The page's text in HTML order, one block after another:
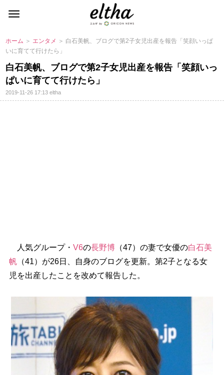
ホーム ＞ エンタメ ＞ 白石美帆、ブログで第2子女児出産を報告「笑顔いっぱ
いに育てて行けたら」
白石美帆、ブログで第2子女児出産を報告「笑顔いっ
ぱいに育てて行けたら」
2019-11-26 17:13eltha
人気グループ・ V6の長野博（47）の妻で女優の白石美
帆（41）が26日、自身のブログを更新。第2子となる女
児を出産したことを改めて報告した。